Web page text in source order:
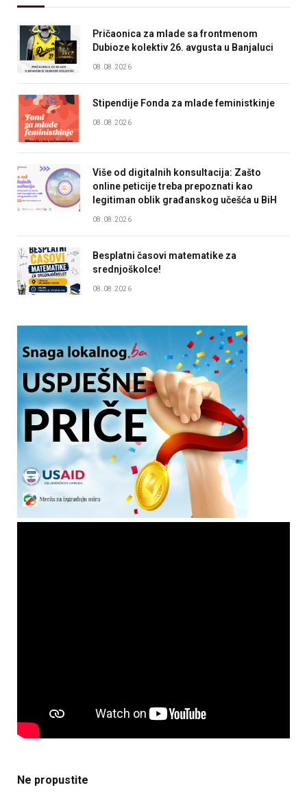
Pričaonica za mlade sa frontmenom
Dubioze kolektiv 26. avgusta u Banjaluci
08.08.2026
Stipendije Fonda za mlade feministkinje
08.08.2026
Više od digitalnih konsultacija: Zašto
online peticije treba prepoznati kao
legitiman oblik građanskog učešća u BiH
08.08.2026
Besplatni časovi matematike za
srednjoškolce!
08.08.2026
Ne propustite